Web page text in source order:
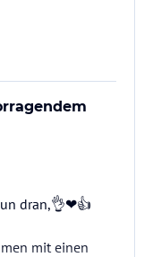
dran,👌❤️👍
mit einen